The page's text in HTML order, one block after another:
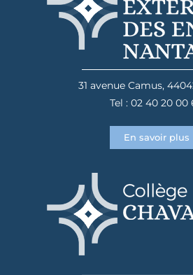
31 avenue Camus,
Tel : 02 40 20 00
En savoir plus